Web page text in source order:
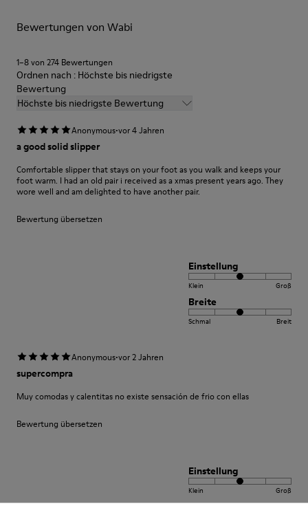
74% textil (90% wolle- 10% polyester) 26% recycling
polyester
Schuhpflegeanleitung.
Bewertungen von Wabi
1–8 von 274 Bewertungen
Ordnen nach : Höchste bis niedrigste
Bewertung
Höchste bis niedrigste Bewertung
Anonymous·vor 4 Jahren
a good solid slipper
Comfortable slipper that stays on your foot as you walk and keeps your
foot warm. I had an old pair i received as a xmas present years ago. They
wore well and am delighted to have another pair.
Bewertung übersetzen
Einstellung
Klein Groß
Breite
Schmal Breit
Anonymous·vor 2 Jahren
supercompra
Muy comodas y calentitas no existe sensación de frio con ellas
Bewertung übersetzen
Einstellung
Klein Groß